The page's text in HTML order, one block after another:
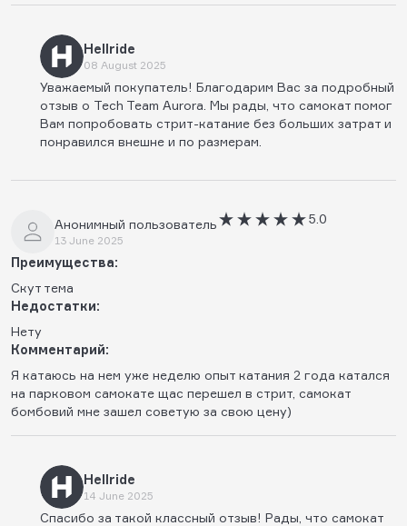
Hellride
08 August 2025
Уважаемый покупатель! Благодарим Вас за подробный
отзыв о Tech Team Aurora. Мы рады, что самокат помог
Вам попробовать стрит-катание без больших затрат и
понравился внешне и по размерам.
Анонимный пользователь
13 June 2025
5.0
Преимущества:
Скут тема
Недостатки:
Нету
Комментарий:
Я катаюсь на нем уже неделю опыт катания 2 года катался
на парковом самокате щас перешел в стрит, самокат
бомбовий мне зашел советую за свою цену)
Hellride
14 June 2025
Спасибо за такой классный отзыв! Рады, что самокат